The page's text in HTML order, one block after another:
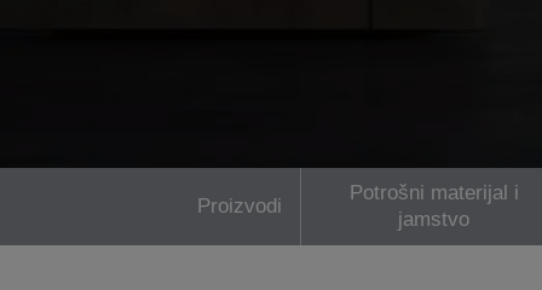
Proizvodi
Potrošni materijal i
jamstvo